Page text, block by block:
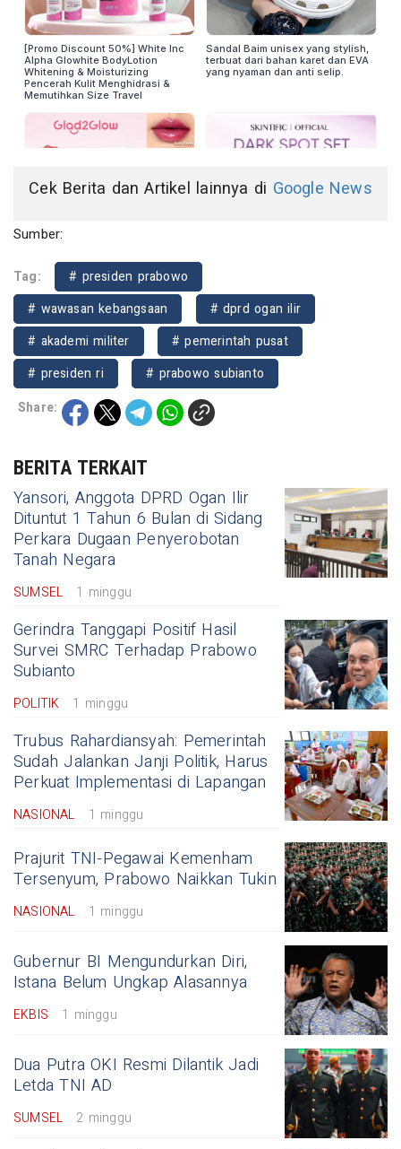
Cek Berita dan Artikel lainnya di Google News
Sumber:
Tag:
# presiden prabowo
# wawasan kebangsaan
# dprd ogan ilir
# akademi militer
# pemerintah pusat
# presiden ri
# prabowo subianto
Share:
BERITA TERKAIT
Yansori, Anggota DPRD Ogan Ilir
Dituntut 1 Tahun 6 Bulan di Sidang
Perkara Dugaan Penyerobotan
Tanah Negara
SUMSEL 1 minggu
Gerindra Tanggapi Positif Hasil
Survei SMRC Terhadap Prabowo
Subianto
POLITIK 1 minggu
Trubus Rahardiansyah: Pemerintah
Sudah Jalankan Janji Politik, Harus
Perkuat Implementasi di Lapangan
NASIONAL 1 minggu
Prajurit TNI-Pegawai Kemenham
Tersenyum, Prabowo Naikkan Tukin
NASIONAL 1 minggu
Gubernur BI Mengundurkan Diri,
Istana Belum Ungkap Alasannya
EKBIS 1 minggu
Dua Putra OKI Resmi Dilantik Jadi
Letda TNI AD
SUMSEL 2 minggu